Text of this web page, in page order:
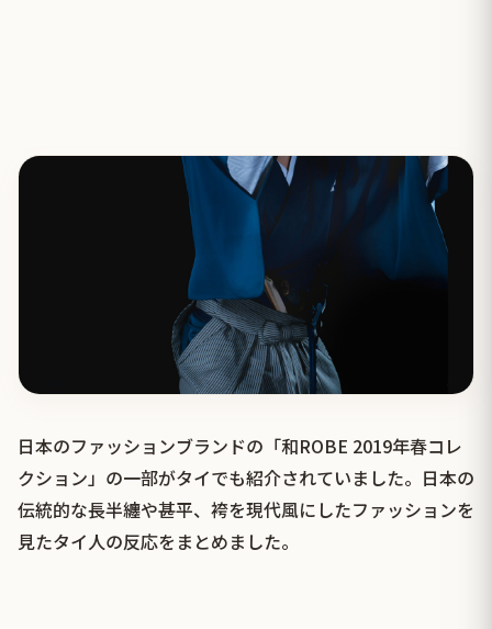
日本のファッションブランドの「和ROBE 2019年春コレ
クション」の一部がタイでも紹介されていました。日本の
伝統的な長半纏や甚平、袴を現代風にしたファッションを
見たタイ人の反応をまとめました。